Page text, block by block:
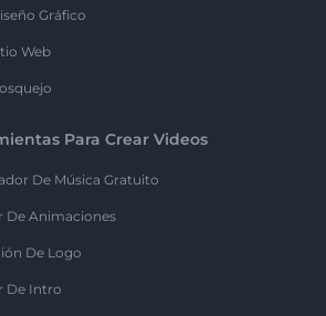
Gráfico
Web
Para Crear Videos
De Música Gratuito
De Animaciones
De Logo
De Intro